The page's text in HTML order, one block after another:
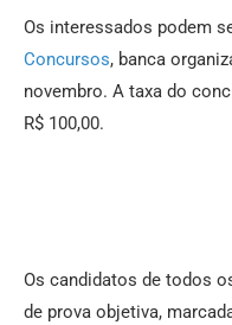
Os interessados podem
Concursos, banca
novembro. A taxa do
R$ 100,00.
Os candidatos de todos
de prova objetiva,